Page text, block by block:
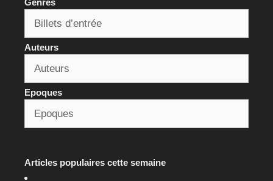
Genres
Auteurs
Epoques
Articles populaires cette semaine